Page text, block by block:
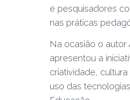
e pesquisadores
nas práticas
Na ocasião o autor
apresentou a
criatividade,
uso das